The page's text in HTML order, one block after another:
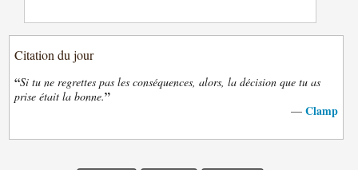
Citation du jour
“Si tu ne regrettes pas les conséquences, alors, la décision que tu as
prise était la bonne.”
— Clamp